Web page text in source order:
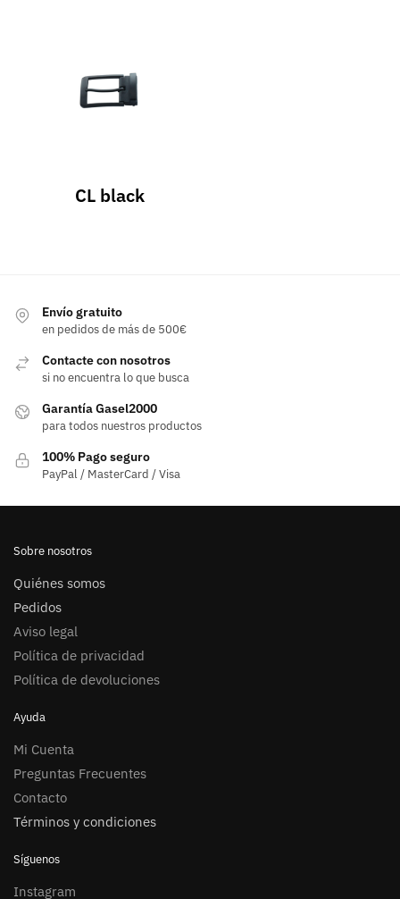
CL black
Envío gratuito
en pedidos de más de 500€
Contacte con nosotros
si no encuentra lo que busca
Garantía Gasel2000
para todos nuestros productos
100% Pago seguro
PayPal / MasterCard / Visa
Sobre nosotros
Quiénes somos
Pedidos
Aviso legal
Política de privacidad
Política de devoluciones
Ayuda
Mi Cuenta
Preguntas Frecuentes
Contacto
Términos y condiciones
Síguenos
Instagram